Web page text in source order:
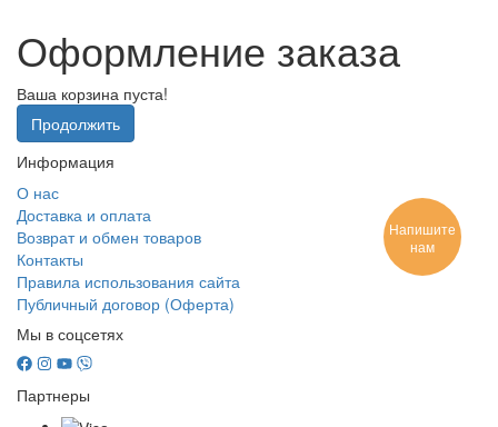
Оформление заказа
Ваша корзина пуста!
Продолжить
Информация
О нас
Доставка и оплата
Возврат и обмен товаров
Контакты
Правила использования сайта
Публичный договор (Оферта)
Мы в соцсетях
Партнеры
Напишите
нам